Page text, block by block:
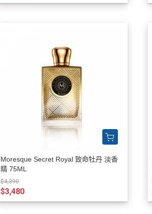
Moresque Secret Royal 致命牡丹 淡香
精 75ML
$4,390
$3,480